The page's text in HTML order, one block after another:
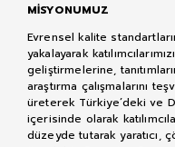
MİSYONUMUZ
Evrensel kalite
yakalayarak
geliştirmelerine,
araştırma çalışmalarını
üreterek Türkiye’deki ve
içerisinde olarak
düzeyde tutarak yaratıcı,